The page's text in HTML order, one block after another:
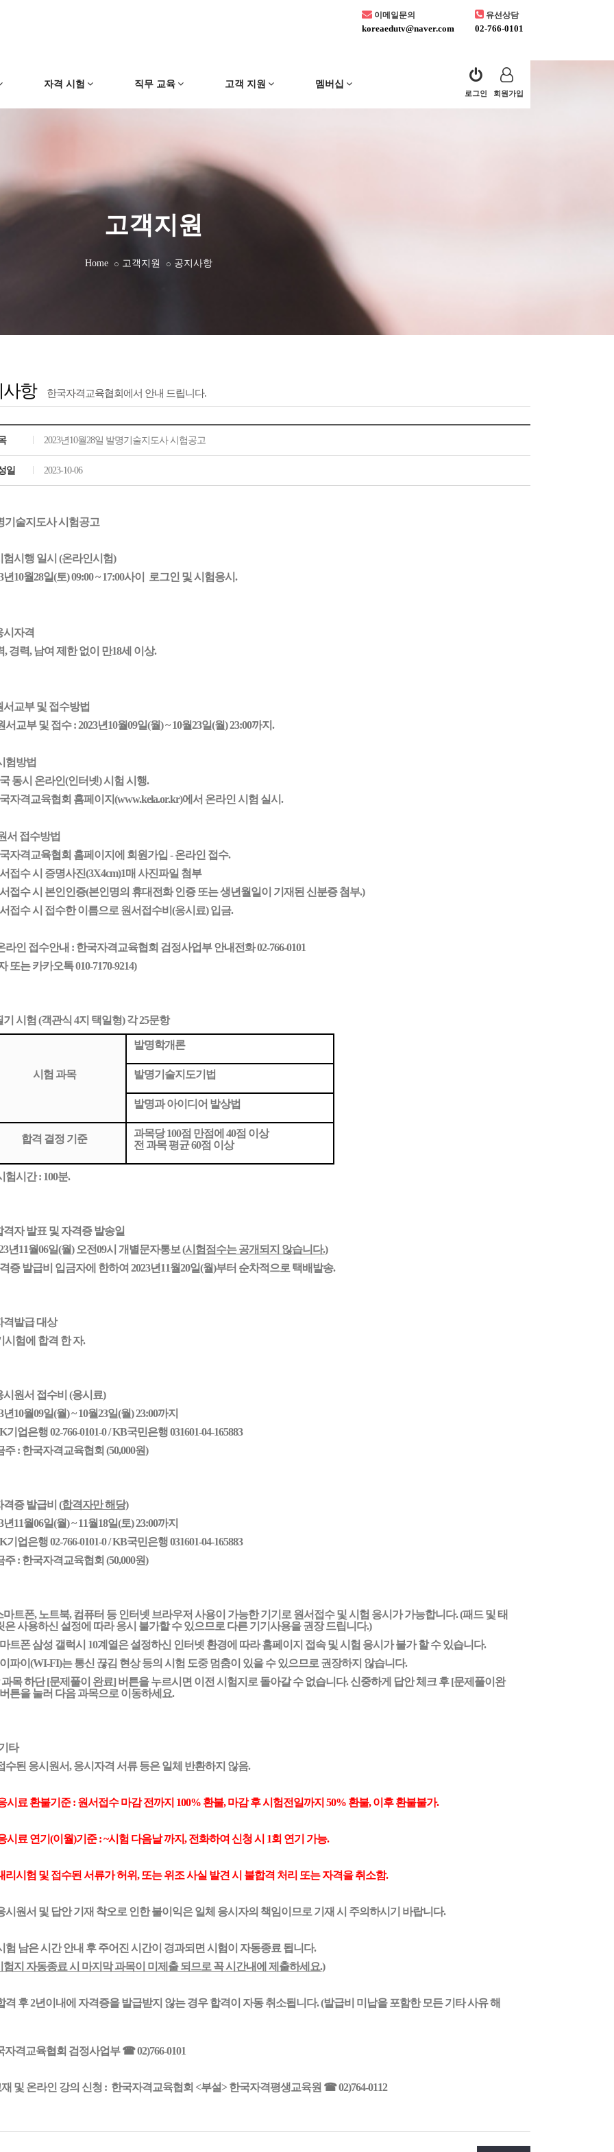
이메일문의
koreaedutv@naver.com
유선상담
02-766-0101
자격 시험 직무 교육 고객 지원 멤버십
로그인 회원가입
고객지원
Home 고객지원 공지사항
사항 한국자격교육협회에서 안내 드립니다.
2023년10월28일 발명기술지도사 시험공고
일 2023-10-06
기술지도사 시험공고
험시행 일시 (온라인시험)
년10월28일(토) 09:00 ~17:00사이 로그인 및 시험응시.
시자격
, 경력, 남여 제한 없이 만18세 이상.
서교부 및 접수방법
서교부 및 접수 : 2023년10월09일(월) ~10월23일(월) 23:00까지.
험방법
동시 온라인(인터넷) 시험 시행.
자격교육협회 홈페이지(www.kela.or.kr)에서 온라인 시험 실시.
서 접수방법
자격교육협회 홈페이지에 회원가입 - 온라인 접수.
접수 시 증명사진(3X4cm)1매 사진파일 첨부
접수 시 본인인증(본인명의 휴대전화 인증 또는생년월일이 기재된 신분증 첨부.)
접수 시 접수한 이름으로 원서접수비(응시료) 입금.
라인 접수안내 : 한국자격교육협회 검정사업부 안내전화 02-766-0101
또는 카카오톡 010-7170-9214)
기 시험 (객관식 4지 택일형) 각 25문항
시험 과목
발명학개론
발명기술지도기법
발명과 아이디어 발상법
합격 결정 기준
과목당 100점 만점에 40점 이상
전 과목 평균 60점 이상
험시간 : 100분.
격자 발표 및 자격증 발송일
3년11월06일(월) 오전09시 개별문자통보 (시험점수는 공개되지 않습니다.)
증 발급비 입금자에 한하여 2023년11월20일(월)부터 순차적으로 택배발송.
격발급 대상
시험에 합격 한 자.
시원서 접수비 (응시료)
년10월09일(월) ~10월23일(월) 23:00까지
기업은행 02-766-0101-0/ KB국민은행 031601-04-165883
주: 한국자격교육협회 (50,000원)
격증 발급비 (합격자만 해당)
년11월06일(월) ~11월18일(토) 23:00까지
기업은행 02-766-0101-0/ KB국민은행 031601-04-165883
주: 한국자격교육협회 (50,000원)
트폰, 노트북, 컴퓨터 등 인터넷 브라우저 사용이 가능한 기기로 원서접수 및 시험 응시가 가능합니다. (패드 및 태
은 사용하신 설정에 따라 응시 불가할 수 있으므로 다른 기기사용을 권장 드립니다.)
트폰 삼성 갤럭시 10계열은 설정하신 인터넷 환경에 따라 홈페이지 접속 및 시험 응시가 불가 할 수 있습니다.
파이(WI-FI)는 통신 끊김 현상 등의 시험 도중 멈춤이 있을 수 있으므로 권장하지 않습니다.
과목 하단 [문제풀이 완료] 버튼을 누르시면 이전 시험지로 돌아갈 수 없습니다. 신중하게 답안 체크 후 [문제풀이완
튼을 눌러 다음 과목으로 이동하세요.
타
수된 응시원서, 응시자격 서류 등은 일체 반환하지 않음.
시료 환불기준 : 원서접수마감 전까지 100% 환불, 마감 후시험전일까지 50% 환불, 이후 환불불가.
시료 연기(이월)기준 : ~시험 다음날까지, 전화하여 신청 시 1회 연기 가능.
리시험 및 접수된 서류가 허위, 또는 위조 사실 발견 시 불합격 처리 또는 자격을 취소함.
시원서 및 답안 기재 착오로 인한 불이익은 일체 응시자의 책임이므로 기재 시 주의하시기 바랍니다.
험 남은 시간 안내 후 주어진 시간이 경과되면 시험이 자동종료 됩니다.
험지 자동종료 시 마지막 과목이 미제출 되므로 꼭 시간내에 제출하세요.)
격 후 2년이내에 자격증을 발급받지 않는 경우 합격이 자동 취소됩니다. (발급비 미납을 포함한 모든 기타 사유 해
자격교육협회 검정사업부☎02)766-0101
및 온라인 강의 신청 : 한국자격교육협회 <부설> 한국자격평생교육원 ☎02)764-0112